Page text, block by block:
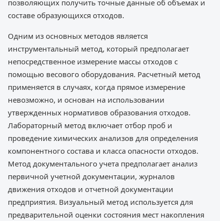
позволяющих получить точные данные об объемах и
составе образующихся отходов.
Одним из основных методов является
инструментальный метод, который предполагает
непосредственное измерение массы отходов с
помощью весового оборудования. Расчетный метод
применяется в случаях, когда прямое измерение
невозможно, и основан на использовании
утвержденных нормативов образования отходов.
Лабораторный метод включает отбор проб и
проведение химических анализов для определения
компонентного состава и класса опасности отходов.
Метод документального учета предполагает анализ
первичной учетной документации, журналов
движения отходов и отчетной документации
предприятия. Визуальный метод используется для
предварительной оценки состояния мест накопления